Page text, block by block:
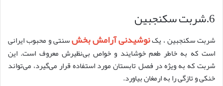
6.شربت سکنجبین
شربت سکنجبین ، یکنوشیدنی‌ آرامش بخشسنتی و محبوب ایرانی
است که به خاطر طعم خوشایند و خواص بی‌نظیرش معروف است. این
شربت که به ویژه در فصل تابستان مورد استفاده قرار می‌گیرد، می‌تواند
خنکی و تازگی را به ارمغان بیاورد.